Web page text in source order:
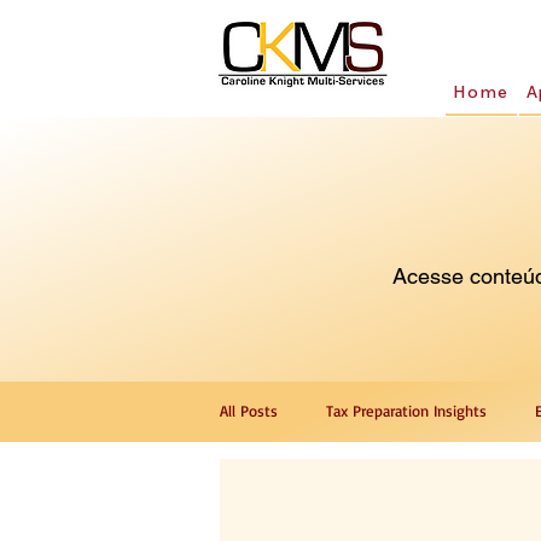
Home
Acesse
All Posts Tax Preparation Insights